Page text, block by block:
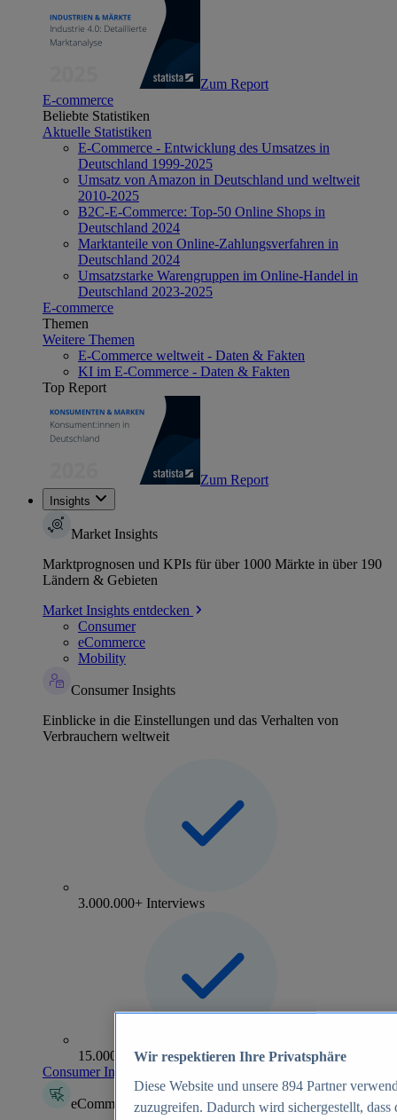
Zum Report
E-commerce
Beliebte Statistiken
Aktuelle Statistiken
E-Commerce - Entwicklung des Umsatzes in
Deutschland 1999-2025
Umsatz von Amazon in Deutschland und weltweit
2010-2025
B2C-E-Commerce: Top-50 Online Shops in
Deutschland 2024
Marktanteile von Online-Zahlungsverfahren in
Deutschland 2024
Umsatzstarke Warengruppen im Online-Handel in
Deutschland 2023-2025
E-commerce
Themen
Weitere Themen
E-Commerce weltweit - Daten & Fakten
KI im E-Commerce - Daten & Fakten
Top Report
Zum Report
Insights
Market Insights
Marktprognosen und KPIs für über 1000 Märkte in über 190
Ländern & Gebieten
Market Insights entdecken
Consumer
eCommerce
Mobility
Consumer Insights
Einblicke in die Einstellungen und das Verhalten von
Verbrauchern weltweit
3.000.000+ Interviews
15.000+ Marken
Consumer Insights entdecken
eCommerce Insights
Wir respektieren Ihre Privatsphäre
Diese Website und unsere 894 Partner
zuzugreifen. Dadurch wird sichergestellt,